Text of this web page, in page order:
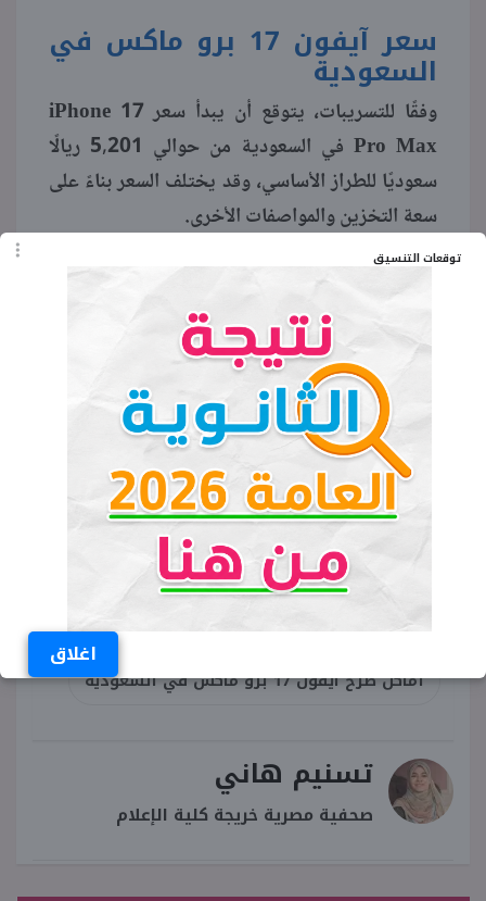
توقعات التنسيق
اغلاق
سعر آيفون 17 برو ماكس في
السعودية
وفقًا للتسريبات، يتوقع أن يبدأ سعر iPhone 17
Pro Max في السعودية من حوالي 5,201 ريالًا
سعوديًا للطراز الأساسي، وقد يختلف السعر بناءً على
سعة التخزين والمواصفات الأخرى.
الكلمات المفتاحية
سعر آيفون 17 برو ماكس المتوقع في
السعودية
موعد نزول آيفون 17 برو ماكس في السعودية
طرح آيفون 17
أماكن طرح آيفون 17 برو ماكس في السعودية
تسنيم هاني
صحفية مصرية خريجة كلية الإعلام